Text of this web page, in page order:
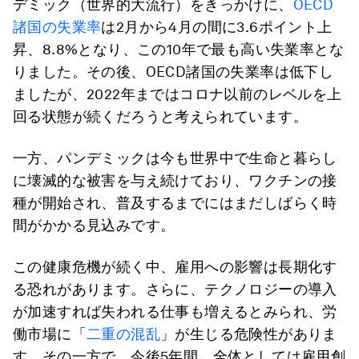
デミック（世界的大流行）をきっかけに、 OECD
諸国の失業率は2月から4月の間に3.6ポイント上
昇、8.8%となり、この10年で最も高い失業率とな
りました。その後、OECD諸国の失業率は低下し
ましたが、2022年まではコロナ以前のレベルを上
回る状態が続くだろうと考えられています。
一方、パンデミックは今も世界中で生命と暮らし
に壊滅的な被害を与え続けており、ワクチンの接
種が開始され、普及するまでにはまだしばらく時
間がかかる見込みです。
この健康危機が続く中、雇用への影響は長期化す
る恐れがあります。さらに、テクノロジーの導入
が加速すれば失われる仕事も増えるとみられ、労
働市場に「 二重の混乱 」が生じる危険性がありま